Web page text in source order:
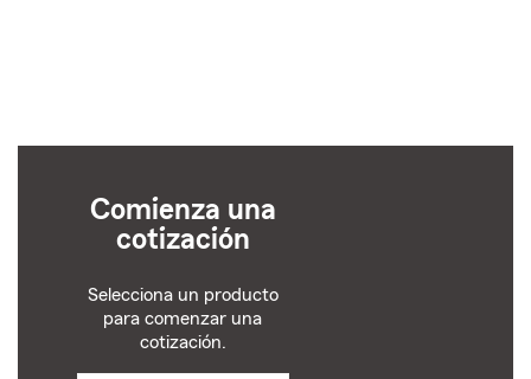
Comienza una
cotización
Selecciona un producto
para comenzar una
cotización.